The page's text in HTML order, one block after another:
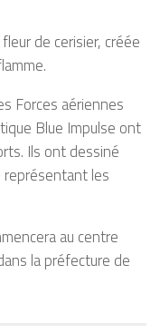
de cerisier, créée
Forces aériennes
Blue Impulse ont
Ils ont dessiné
représentant les
au centre
la préfecture de